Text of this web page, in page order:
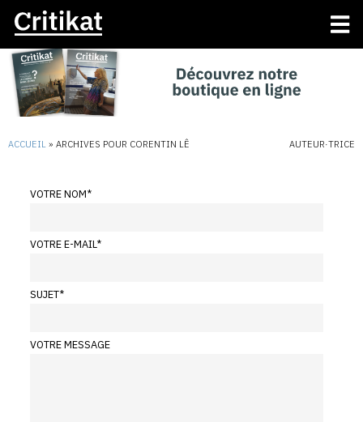
ACCUEIL » ARCHIVES POUR CORENTIN LÊ AUTEUR·TRICE
VOTRE NOM*
VOTRE E-MAIL*
SUJET*
VOTRE MESSAGE